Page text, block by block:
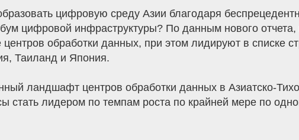
цифровую среду Азии благодаря
цифровой инфраструктуры? По данным нового отчета,
обработки данных, при этом лидируют в списке
Таиланд и Япония.
ландшафт центров обработки данных в Азиатско-
стать лидером по темпам роста по крайней мере по